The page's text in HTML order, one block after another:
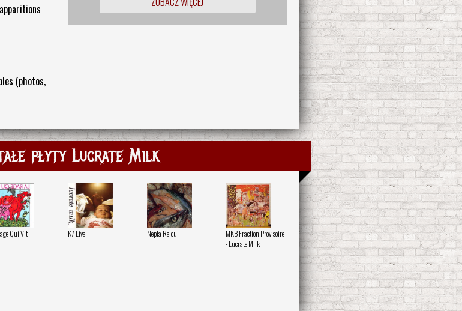
(photos,
płyty Lucrate Milk
Qui Vit K7 Live Nepla Relou
MKB Fraction Provisoire
- Lucrate Milk